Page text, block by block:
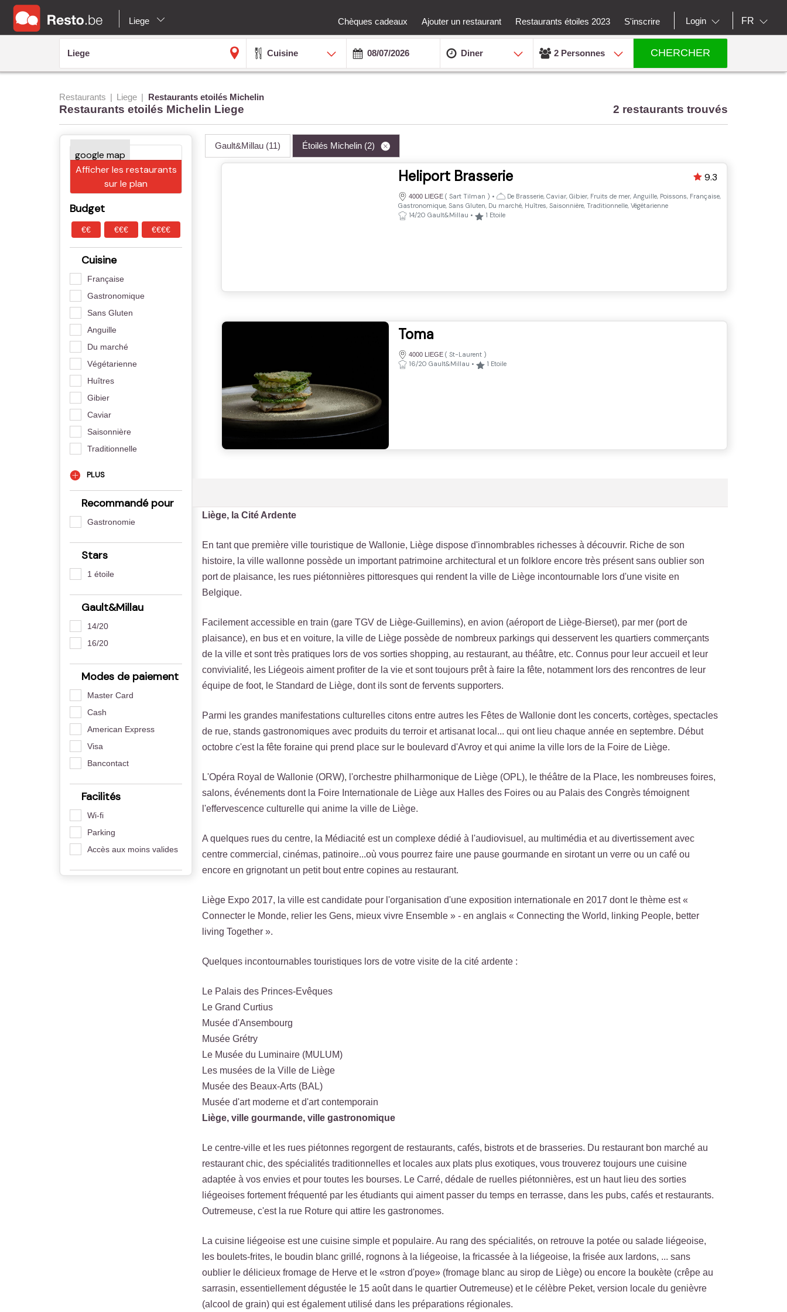
Liege Chèques cadeaux Ajouter un restaurant Restaurants étoiles 2023 S'inscrire Login FR
Cuisine Diner 2 Personnes CHERCHER
Restaurants Liege Restaurants etoilés Michelin
Restaurants etoilés Michelin Liege 2 restaurants trouvés
Afficher les restaurants
sur le plan
Budget
€€ €€€ €€€€
Cuisine
Française
Gastronomique
Sans Gluten
Anguille
Du marché
Végétarienne
Huîtres
Gibier
Caviar
Saisonnière
Traditionnelle
PLUS
Recommandé pour
Gastronomie
Stars
1 étoile
Gault&Millau
14/20
16/20
Modes de paiement
Master Card
Cash
American Express
Visa
Bancontact
Facilités
Wi-fi
Parking
Accès aux moins valides
Gault&Millau (11) Étoilés Michelin (2)
Heliport Brasserie
4000 LIEGE ( Sart Tilman ) •
De Brasserie, Caviar, Gibier, Fruits de mer, Anguille, Poissons, Française,
Gastronomique, Sans Gluten, Du marché, Huîtres, Saisonnière, Traditionnelle, Végétarienne
14/20 Gault&Millau • 1 Etoile
9.3
Toma
4000 LIEGE ( St-Laurent)
16/20 Gault&Millau • 1 Etoile
Liège, la Cité Ardente
En tant que première ville touristique de Wallonie, Liège dispose d'innombrables richesses à découvrir. Riche de son
histoire, la ville wallonne possède un important patrimoine architectural et un folklore encore très présent sans oublier son
port de plaisance, les rues piétonnières pittoresques qui rendent la ville de Liège incontournable lors d'une visite en
Belgique.
Facilement accessible en train (gare TGV de Liège-Guillemins), en avion (aéroport de Liège-Bierset), par mer (port de
plaisance), en bus et en voiture, la ville de Liège possède de nombreux parkings qui desservent les quartiers commerçants
de la ville et sont très pratiques lors de vos sorties shopping, au restaurant, au théâtre, etc. Connus pour leur accueil et leur
convivialité, les Liégeois aiment profiter de la vie et sont toujours prêt à faire la fête, notamment lors des rencontres de leur
équipe de foot, le Standard de Liège, dont ils sont de fervents supporters.
Parmi les grandes manifestations culturelles citons entre autres les Fêtes de Wallonie dont les concerts, cortèges, spectacles
de rue, stands gastronomiques avec produits du terroir et artisanat local... qui ont lieu chaque année en septembre. Début
octobre c'est la fête foraine qui prend place sur le boulevard d'Avroy et qui anime la ville lors de la Foire de Liège.
L'Opéra Royal de Wallonie (ORW), l'orchestre philharmonique de Liège (OPL), le théâtre de la Place, les nombreuses foires,
salons, événements dont la Foire Internationale de Liège aux Halles des Foires ou au Palais des Congrès témoignent
l'effervescence culturelle qui anime la ville de Liège.
A quelques rues du centre, la Médiacité est un complexe dédié à l'audiovisuel, au multimédia et au divertissement avec
centre commercial, cinémas, patinoire...où vous pourrez faire une pause gourmande en sirotant un verre ou un café ou
encore en grignotant un petit bout entre copines au restaurant.
Liège Expo 2017, la ville est candidate pour l'organisation d'une exposition internationale en 2017 dont le thème est «
Connecter le Monde, relier les Gens, mieux vivre Ensemble » - en anglais « Connecting the World, linking People, better
living Together ».
Quelques incontournables touristiques lors de votre visite de la cité ardente :
Le Palais des Princes-Evêques
Le Grand Curtius
Musée d'Ansembourg
Musée Grétry
Le Musée du Luminaire (MULUM)
Les musées de la Ville de Liège
Musée des Beaux-Arts (BAL)
Musée d'art moderne et d'art contemporain
Liège, ville gourmande, ville gastronomique
Le centre-ville et les rues piétonnes regorgent de restaurants, cafés, bistrots et de brasseries. Du restaurant bon marché au
restaurant chic, des spécialités traditionnelles et locales aux plats plus exotiques, vous trouverez toujours une cuisine
adaptée à vos envies et pour toutes les bourses. Le Carré, dédale de ruelles piétonnières, est un haut lieu des sorties
liégeoises fortement fréquenté par les étudiants qui aiment passer du temps en terrasse, dans les pubs, cafés et restaurants.
Outremeuse, c'est la rue Roture qui attire les gastronomes.
La cuisine liégeoise est une cuisine simple et populaire. Au rang des spécialités, on retrouve la potée ou salade liégeoise,
les boulets-frites, le boudin blanc grillé, rognons à la liégeoise, la fricassée à la liégeoise, la frisée aux lardons, ... sans
oublier le délicieux fromage de Herve et le «stron d'poye» (fromage blanc au sirop de Liège) ou encore la boukète (crêpe au
sarrasin, essentiellement dégustée le 15 août dans le quartier Outremeuse) et le célèbre Peket, version locale du genièvre
(alcool de grain) qui est également utilisé dans les préparations régionales.